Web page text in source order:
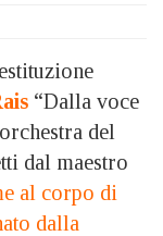
“Dalla voce
del
dal maestro
al corpo di
dalla